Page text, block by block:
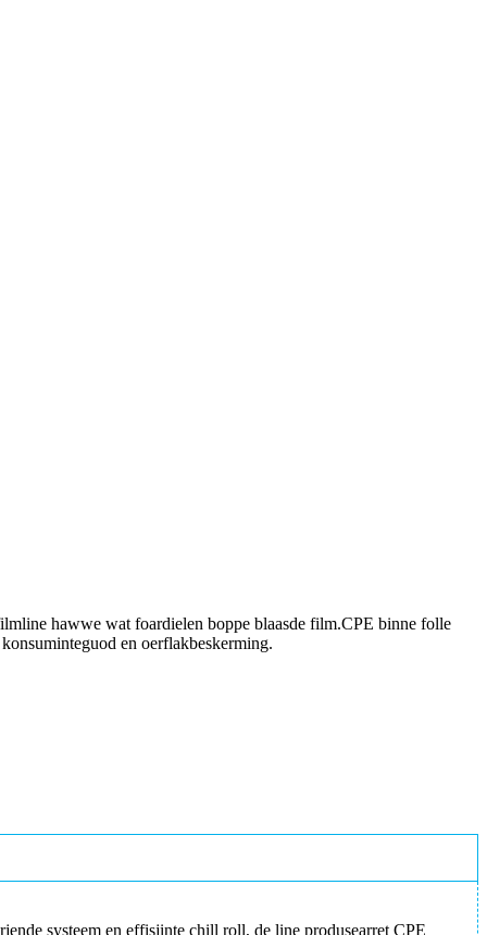
hawwe wat foardielen boppe blaasde film.CPE binne folle
en oerflakbeskerming.
systeem en effisjinte chill roll, de line produsearret CPE